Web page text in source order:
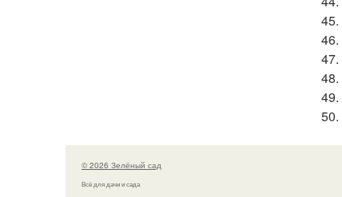
45.
46.
47.
48.
49.
50.
© 2026 Зелёный сад
Всё для дачи и сада